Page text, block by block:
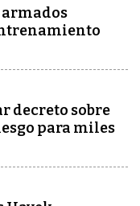
armados
decreto sobre
para miles